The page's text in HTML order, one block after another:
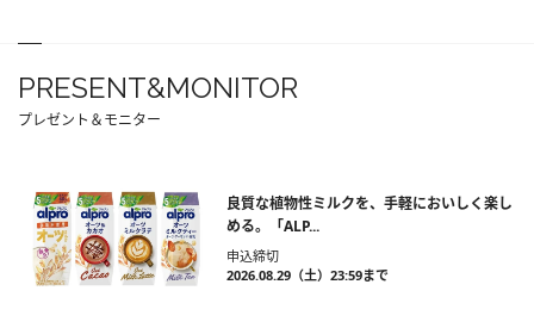
PRESENT&MONITOR
プレゼント＆モニター
良質な植物性ミルクを、手軽においしく楽し
める。「ALP...
申込締切
2026.08.29（土）23:59まで